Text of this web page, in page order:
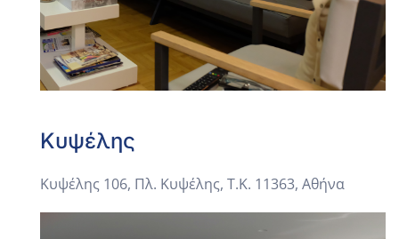
Κυψέλης
Κυψέλης 106, Πλ. Κυψέλης, Τ.Κ. 11363, Αθήνα